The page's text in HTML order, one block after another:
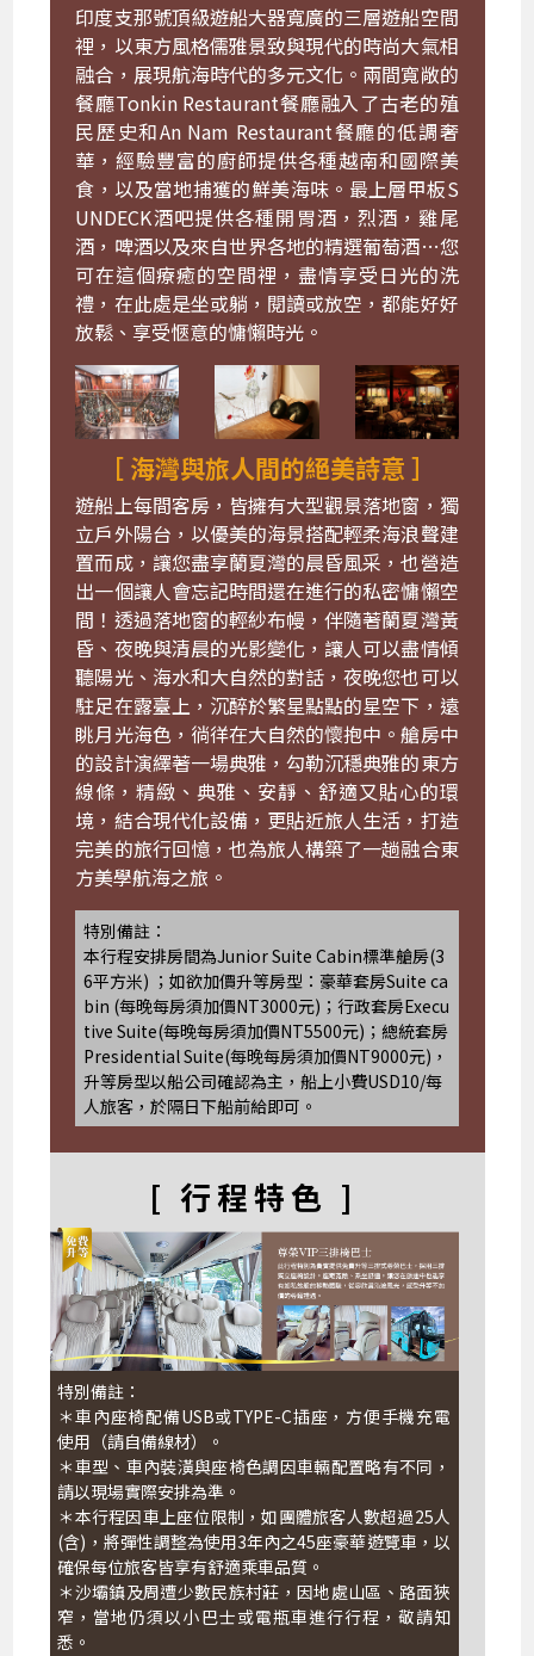
印度支那號頂級遊船大器寬廣的三層遊船空間
裡，以東方風格儒雅景致與現代的時尚大氣相
融合，展現航海時代的多元文化。兩間寬敞的
餐廳Tonkin Restaurant餐廳融入了古老的殖
民歷史和An Nam Restaurant餐廳的低調奢
華，經驗豐富的廚師提供各種越南和國際美
食，以及當地捕獲的鮮美海味。最上層甲板S
UNDECK酒吧提供各種開胃酒，烈酒，雞尾
酒，啤酒以及來自世界各地的精選葡萄酒…您
可在這個療癒的空間裡，盡情享受日光的洗
禮，在此處是坐或躺，閱讀或放空，都能好好
放鬆、享受愜意的慵懶時光。
［ 海灣與旅人間的絕美詩意 ］
遊船上每間客房，皆擁有大型觀景落地窗，獨
立戶外陽台，以優美的海景搭配輕柔海浪聲建
置而成，讓您盡享蘭夏灣的晨昏風采，也營造
出一個讓人會忘記時間還在進行的私密慵懶空
間！透過落地窗的輕紗布幔，伴隨著蘭夏灣黃
昏、夜晚與清晨的光影變化，讓人可以盡情傾
聽陽光、海水和大自然的對話，夜晚您也可以
駐足在露臺上，沉醉於繁星點點的星空下，遠
眺月光海色，徜徉在大自然的懷抱中。艙房中
的設計演繹著一場典雅，勾勒沉穩典雅的東方
線條，精緻、典雅、安靜、舒適又貼心的環
境，結合現代化設備，更貼近旅人生活，打造
完美的旅行回憶，也為旅人構築了一趟融合東
方美學航海之旅。
特別備註：
本行程安排房間為Junior Suite Cabin標準艙房(3
6平方米) ；如欲加價升等房型：豪華套房Suite ca
bin (每晚每房須加價NT3000元)；行政套房Execu
tive Suite(每晚每房須加價NT5500元)；總統套房
Presidential Suite(每晚每房須加價NT9000元)，
升等房型以船公司確認為主，船上小費USD10/每
人旅客，於隔日下船前給即可。
[ 行程特色 ]
特別備註：
＊車內座椅配備USB或TYPE-C插座，方便手機充電
使用（請自備線材）。
＊車型、車內裝潢與座椅色調因車輛配置略有不同，
請以現場實際安排為準。
＊本行程因車上座位限制，如團體旅客人數超過25人
(含)，將彈性調整為使用3年內之45座豪華遊覽車，以
確保每位旅客皆享有舒適乘車品質。
＊沙壩鎮及周遭少數民族村莊，因地處山區、路面狹
窄，當地仍須以小巴士或電瓶車進行行程，敬請知
悉。